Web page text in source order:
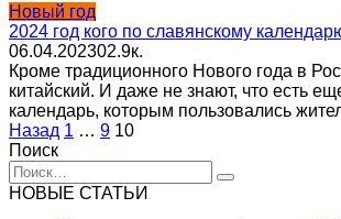
Новый год
2024 год кого по славянскому
06.04.202302.9к.
Кроме традиционного Нового года в
китайский. И даже не знают, что есть
календарь, которым пользовались
Пагинация
записей
Назад 1 … 9 10
Поиск
Search
for:
НОВЫЕ СТАТЬИ